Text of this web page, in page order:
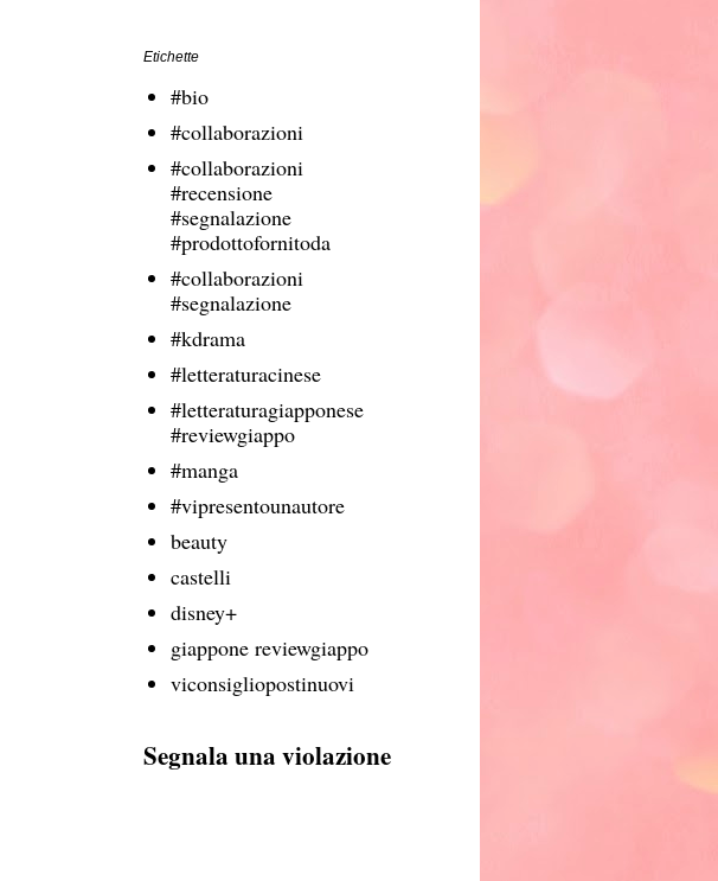
Etichette
#bio
#collaborazioni
#collaborazioni
#recensione
#segnalazione
#prodottofornitoda
#collaborazioni
#segnalazione
#kdrama
#letteraturacinese
#letteraturagiapponese
#reviewgiappo
#manga
#vipresentounautore
beauty
castelli
disney+
giappone reviewgiappo
viconsigliopostinuovi
Segnala una violazione